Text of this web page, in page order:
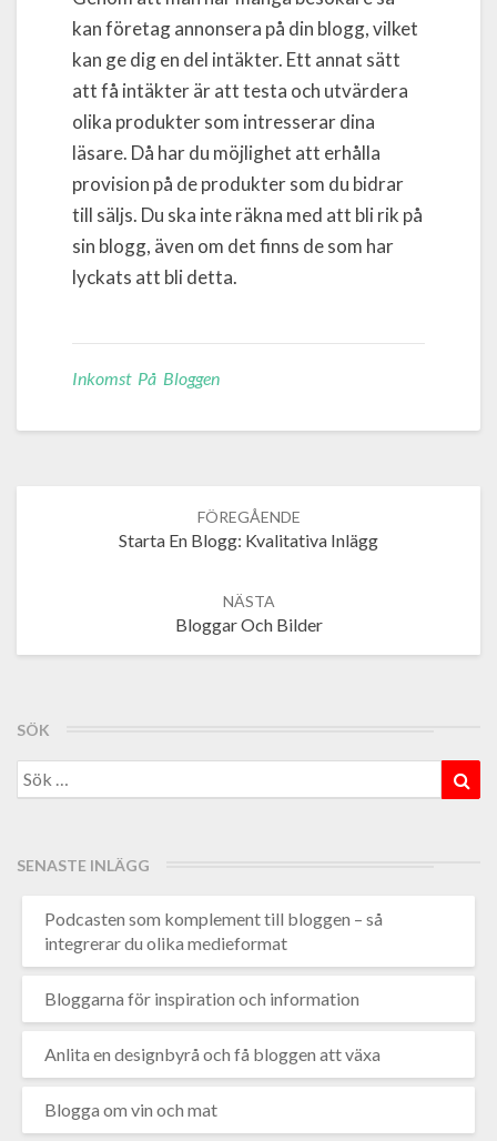
kan företag annonsera på din blogg, vilket
kan ge dig en del intäkter. Ett annat sätt
att få intäkter är att testa och utvärdera
olika produkter som intresserar dina
läsare. Då har du möjlighet att erhålla
provision på de produkter som du bidrar
till säljs. Du ska inte räkna med att bli rik på
sin blogg, även om det finns de som har
lyckats att bli detta.
Inkomst På Bloggen
Starta En Blogg: Kvalitativa Inlägg
Bloggar Och Bilder
SÖK
Search
for:
SENASTE INLÄGG
Podcasten som komplement till bloggen – så
integrerar du olika medieformat
Bloggarna för inspiration och information
Anlita en designbyrå och få bloggen att växa
Blogga om vin och mat